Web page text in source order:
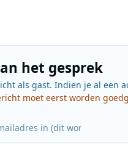
het gesprek
als gast. Indien je al een
moet eerst worden